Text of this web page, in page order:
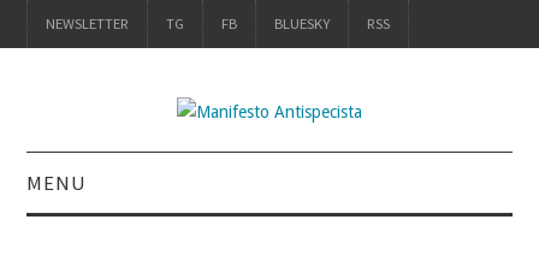
NEWSLETTER TG FB BLUESKY RSS
MENU